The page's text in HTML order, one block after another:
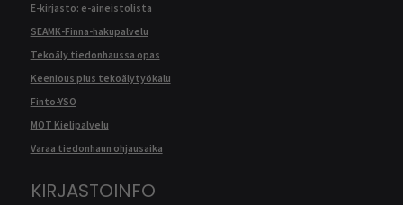
E-kirjasto: e-aineistolista
SEAMK-Finna-hakupalvelu
Tekoäly tiedonhaussa opas
Keenious plus tekoälytyökalu
Finto-YSO
MOT Kielipalvelu
Varaa tiedonhaun ohjausaika
KIRJASTOINFO